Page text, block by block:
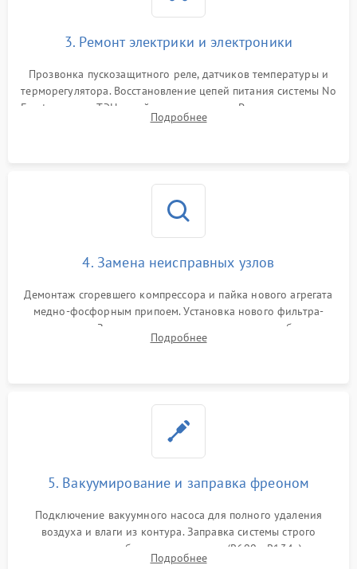
3. Ремонт электрики и электроники
Прозвонка пускозащитного реле, датчиков температуры и
терморегулятора. Восстановление цепей питания системы No
Frost, включая ТЭН оттайки и вентилятор. Ремонт или замена
платы управления при сбоях алгоритмов.
Подробнее
4. Замена неисправных узлов
Демонтаж сгоревшего компрессора и пайка нового агрегата
медно-фосфорным припоем. Установка нового фильтра-
осушителя. Замена изношенных вентиляторов обдува,
сломанных заслонок или поврежденных дверных петель.
Подробнее
5. Вакуумирование и заправка фреоном
Подключение вакуумного насоса для полного удаления
воздуха и влаги из контура. Заправка системы строго
дозированным объемом хладагента (R600a, R134a) по
электронным весам. Контроль рабочего давления в системе.
Подробнее